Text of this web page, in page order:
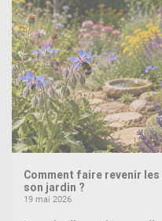
Comment faire revenir
son jardin ?
19 mai 2026